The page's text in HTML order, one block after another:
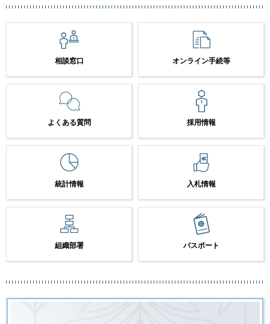
相談窓口 オンライン手続等
よくある質問 採用情報
統計情報 入札情報
組織部署 パスポート